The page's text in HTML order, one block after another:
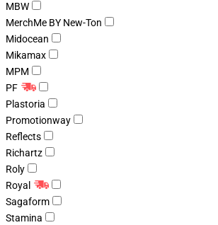
MBW
MerchMe BY New-Ton
Midocean
Mikamax
MPM
PF
Plastoria
Promotionway
Reflects
Richartz
Roly
Royal
Sagaform
Stamina